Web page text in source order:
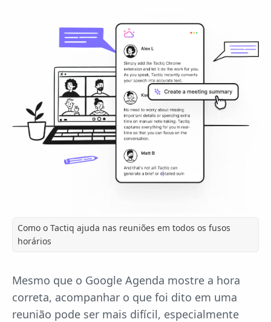
Como o Tactiq ajuda nas reuniões em todos os fusos
horários
Mesmo que o Google Agenda mostre a hora
correta, acompanhar o que foi dito em uma
reunião pode ser mais difícil, especialmente